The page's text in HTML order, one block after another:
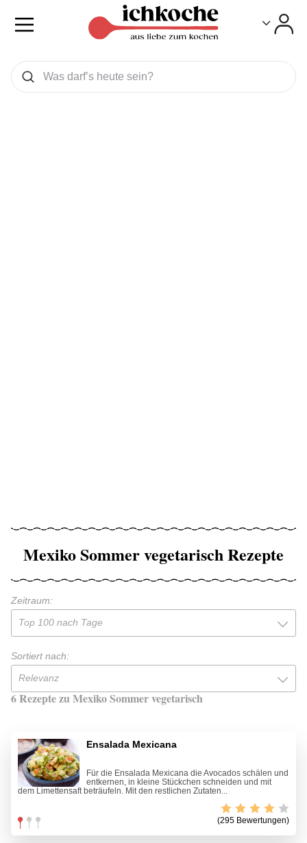
Was wollen Sie suchen
Suchen
Mexiko Sommer vegetarisch Rezepte
Zeitraum:
Top 100 nach Tage
Sortiert nach:
Relevanz
6 Rezepte zu Mexiko Sommer vegetarisch
Ensalada Mexicana
Für die Ensalada Mexicana die Avocados schälen und
entkernen, in kleine Stückchen schneiden und mit
dem Limettensaft beträufeln. Mit den restlichen Zutaten...
(295 Bewertungen)